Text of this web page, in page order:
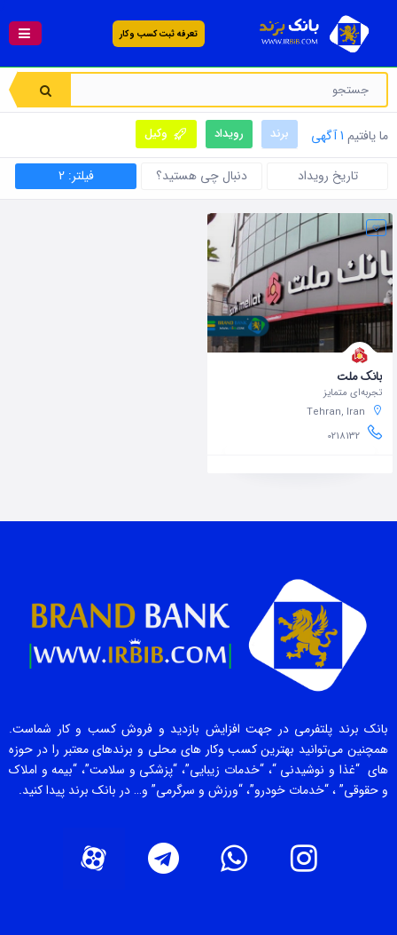
تعرفه ثبت کسب و کار
ما یافتیم1 آگهی برند رویداد وکیل
تاریخ رویداد دنبال چی هستید؟ فیلتر: 2
بانک ملت
تجربه‌ای متمایز
Tehran, Iran
0218132
بانک برند پلتفرمی در جهت افزایش بازدید و فروش کسب و کار شماست.
همچنین می‌توانید بهترین کسب وکار های محلی و برندهای معتبر را در حوزه
های “غذا و نوشیدنی “، “خدمات زیبایی”، “پزشکی و سلامت”، “بیمه و املاک
و حقوقی” ، “خدمات خودرو”، “ورزش و سرگرمی” و… در بانک برند پیدا کنید.